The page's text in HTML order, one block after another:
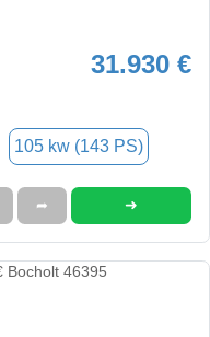
31.930 €
105 kw (143 PS)
➦ ➜